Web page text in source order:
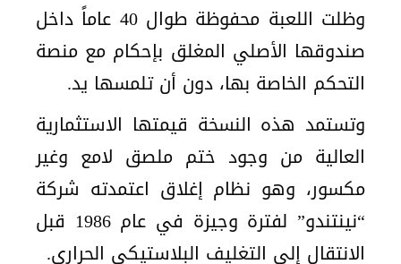
وظلت اللعبة محفوظة طوال 40 عاماً داخل
صندوقها الأصلي المغلق بإحكام مع منصة
التحكم الخاصة بها، دون أن تلمسها يد.
وتستمد هذه النسخة قيمتها الاستثمارية
العالية من وجود ختم ملصق لامع وغير
مكسور، وهو نظام إغلاق اعتمدته شركة
“نينتندو” لفترة وجيزة في عام 1986 قبل
الانتقال إلى التغليف البلاستيكي الحراري.